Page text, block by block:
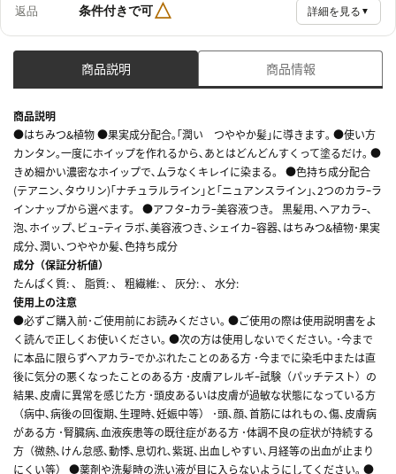
返品 条件付きで可△ 詳細を見る ▼
商品説明 商品情報
商品説明
●はちみつ&植物 ●果実成分配合｡｢潤い つややか髪｣に導きます｡ ●使い方
カンタン｡一度にホイップを作れるから､あとはどんどんすくって塗るだけ｡ ●
きめ細かい濃密なホイップで､ムラなくキレイに染まる。 ●色持ち成分配合
(テアニン､タウリン)｢ナチュラルライン｣と｢ニュアンスライン｣､2つのカラｰラ
インナップから選べます。 ●アフタｰカラｰ美容液つき。 黒髪用､ヘアカラｰ､
泡､ホイップ､ビュｰティラボ､美容液つき､シェイカｰ容器､はちみつ&植物･果実
成分､潤い､つややか髪､色持ち成分
成分（保証分析値）
たんぱく質: 、 脂質: 、 粗繊維: 、 灰分: 、 水分:
使用上の注意
●必ずご購入前･ご使用前にお読みください｡ ●ご使用の際は使用説明書をよ
く読んで正しくお使いください｡ ●次の方は使用しないでください｡ ･今まで
に本品に限らずヘアカラｰでかぶれたことのある方 ･今までに染毛中または直
後に気分の悪くなったことのある方 ･皮膚アレルギｰ試験（パッチテスト）の
結果､皮膚に異常を感じた方 ･頭皮あるいは皮膚が過敏な状態になっている方
（病中､病後の回復期､生理時､妊娠中等） ･頭､顔､首筋にはれもの､傷､皮膚病
がある方 ･腎臓病､血液疾患等の既往症がある方 ･体調不良の症状が持続する
方（微熱､けん怠感､動悸､息切れ､紫斑､出血しやすい､月経等の出血が止まり
にくい等） ●薬剤や洗髪時の洗い液が目に入らないようにしてください｡ ●